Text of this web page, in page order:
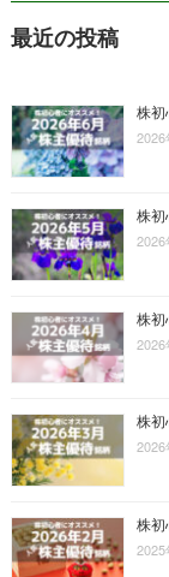
最近の投稿
株初
2026
株初
株初
株初
2026
株初
2025